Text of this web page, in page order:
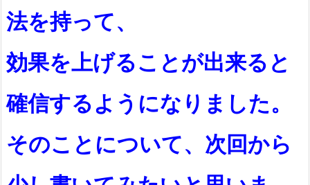
法を持って、
効果を上げることが出来ると
確信するようになりました。
そのことについて、次回から